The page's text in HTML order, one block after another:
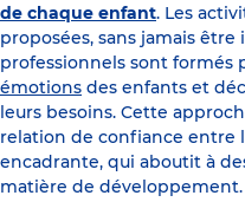
de chaque enfant. Les
proposées, sans jamais être
professionnels sont formés
émotions des enfants et
leurs besoins. Cette
relation de confiance entre
encadrante, qui aboutit à
matière de développement.